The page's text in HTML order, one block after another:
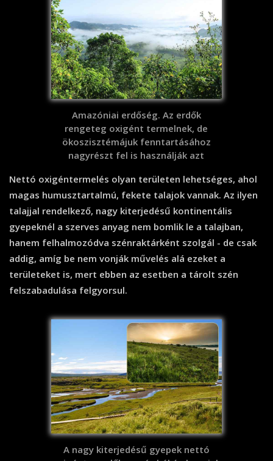
Amazóniai erdőség. Az erdők
rengeteg oxigént termelnek, de
ökoszisztémájuk fenntartásához
nagyrészt fel is használják azt
Nettó oxigéntermelés olyan területen lehetséges, ahol
magas humusztartalmú, fekete talajok vannak. Az ilyen
talajjal rendelkező, nagy kiterjedésű kontinentális
gyepeknél a szerves anyag nem bomlik le a talajban,
hanem felhalmozódva szénraktárként szolgál - de csak
addig, amíg be nem vonják művelés alá ezeket a
területeket is, mert ebben az esetben a tárolt szén
felszabadulása felgyorsul.
A nagy kiterjedésű gyepek nettó